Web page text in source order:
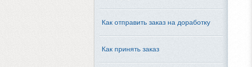
Как отправить заказ на доработку
Как принять заказ